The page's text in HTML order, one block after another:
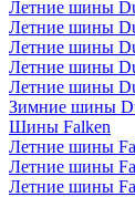
Летние шины
Летние шины
Летние шины
Летние шины
Летние шины
Зимние шины
Шины Falken
Летние шины
Летние шины
Летние шины